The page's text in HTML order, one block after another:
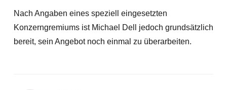
Nach Angaben eines speziell eingesetzten
Konzerngremiums ist Michael Dell jedoch grundsätzlich
bereit, sein Angebot noch einmal zu überarbeiten.